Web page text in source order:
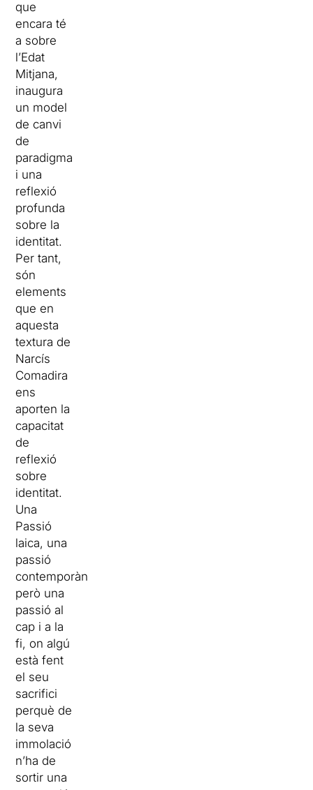
que
encara té
a sobre
l’Edat
Mitjana,
inaugura
un model
de canvi
de
paradigma
i una
reflexió
profunda
sobre la
identitat.
Per tant,
són
elements
que en
aquesta
textura de
Narcís
Comadira
ens
aporten la
capacitat
de
reflexió
sobre
identitat.
Una
Passió
laica, una
passió
contemporània,
però una
passió al
cap i a la
fi, on algú
està fent
el seu
sacrifici
perquè de
la seva
immolació
n’ha de
sortir una